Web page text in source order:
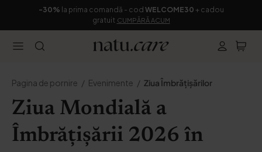
-30% la prima comandă - cod WELCOME30 + cadou
gratuit CUMPĂRĂ ACUM
Pagina de pornire Evenimente Ziua Îmbrățișărilor
Ziua Mondială a
Îmbrățișării 2026 în